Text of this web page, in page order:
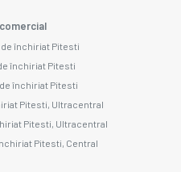
închiriat Pitesti
închiriat Pitesti
închiriat Pitesti
Pitesti, Ultracentral
Pitesti, Ultracentral
Pitesti, Central